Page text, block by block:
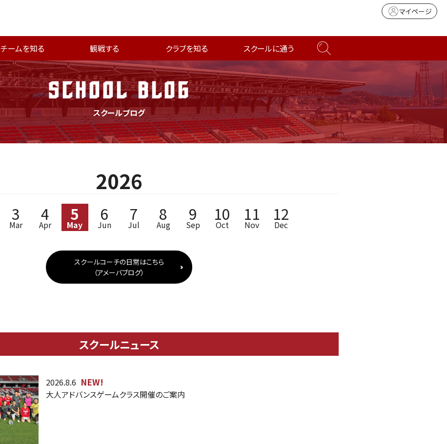
マイページ
チームを知る 観戦する クラブを知る スクールに通う
SCHOOL BLOG
スクールブログ
2026
3
Mar
4
Apr
5
May
6
Jun
7
Jul
8
Aug
9
Sep
10
Oct
11
Nov
12
Dec
スクールコーチの日常はこちら
（アメーバブログ）
スクールニュース
2026.8.6 NEW!
大人アドバンスゲームクラス開催のご案内